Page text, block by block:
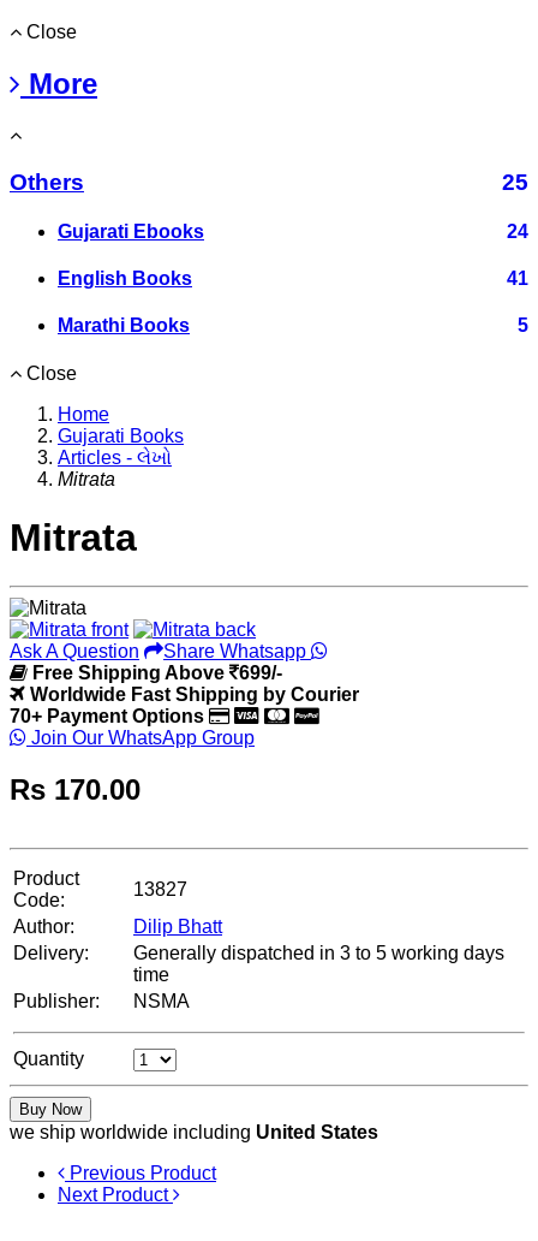
Close
More
Others 25
Gujarati Ebooks 24
English Books 41
Marathi Books 5
Close
Home
Gujarati Books
Articles - લેખો
Mitrata
Mitrata
Ask A Question
Share Whatsapp
Free Shipping Above
699/-
Worldwide Fast Shipping by Courier
70+ Payment Options
Join Our WhatsApp Group
Rs 170.00
Product
Code:
13827
Author:
Dilip Bhatt
Delivery:
Generally dispatched in 3 to 5 working days
time
Publisher:
NSMA
Quantity
Buy Now
we ship worldwide including United States
Previous Product
Next Product